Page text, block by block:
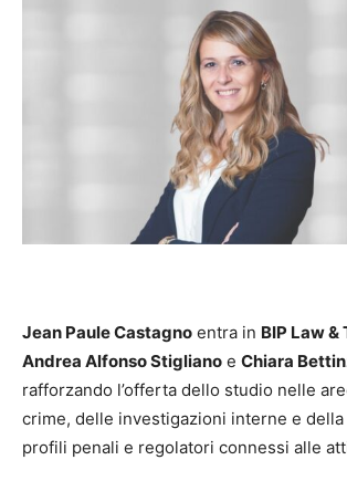
Jean Paule Castagno entra in BIP Law &
Andrea Alfonso Stigliano e Chiara
rafforzando l’offerta dello studio nelle
crime, delle investigazioni interne e
profili penali e regolatori connessi alle